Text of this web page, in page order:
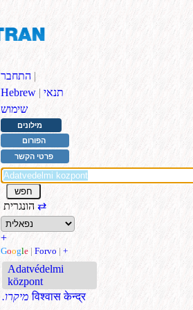
התחבר |
Hebrew | תנאי
שימוש
מילונים
הפורום
פרטי הקשר
⇄
+
Google | Forvo | +
Adatvédelmi
központ
.מיקרו विश्‍वास केन्द्र